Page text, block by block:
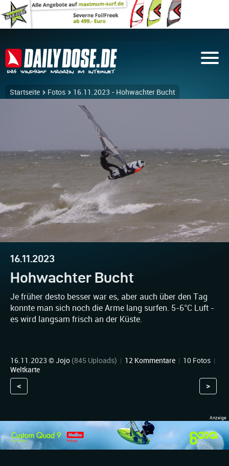
Startseite Fotos 16.11.2023 - Hohwachter Bucht
16.11.2023
Hohwachter Bucht
Je früher desto besser war es, aber auch über den Tag
konnte man sich noch die Arme lang surfen. 5-6°C Luft -
es wird langsam frisch an der Küste.
16.11.2023 ©Jojo (845 Uploads) | 12 Kommentare | 10 Fotos |
Weltkarte
< >